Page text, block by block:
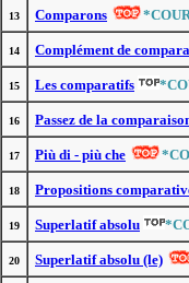
13 Comparons
14 Complément de
15 Les comparatifs
16 Passez de la
17 Più di - più che
18 Propositions
19 Superlatif absolu
20 Superlatif absolu (le)